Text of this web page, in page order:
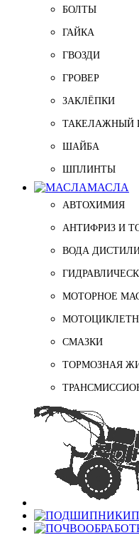
БОЛТЫ
ГАЙКА
ГВОЗДИ
ГРОВЕР
ЗАКЛЁПКИ
ТАКЕЛАЖНЫЙ
ШАЙБА
ШПЛИНТЫ
МАСЛА
АВТОХИМИЯ
АНТИФРИЗ И
ВОДА
МОТОРНОЕ
СМАЗКИ
ТОРМОЗНАЯ